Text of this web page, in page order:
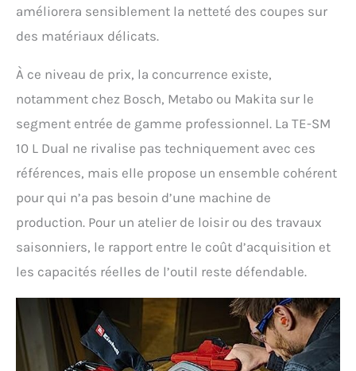
améliorera sensiblement la netteté des coupes sur
des matériaux délicats.
À ce niveau de prix, la concurrence existe,
notamment chez Bosch, Metabo ou Makita sur le
segment entrée de gamme professionnel. La TE-SM
10 L Dual ne rivalise pas techniquement avec ces
références, mais elle propose un ensemble cohérent
pour qui n’a pas besoin d’une machine de
production. Pour un atelier de loisir ou des travaux
saisonniers, le rapport entre le coût d’acquisition et
les capacités réelles de l’outil reste défendable.